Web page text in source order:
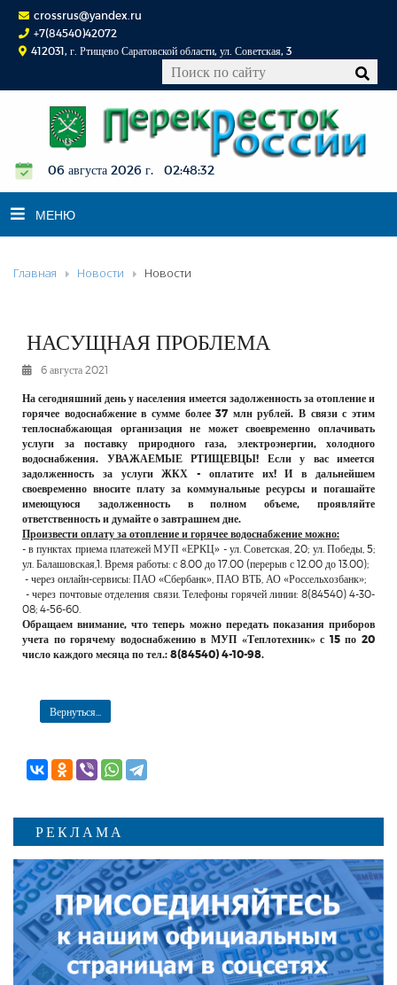
crossrus@yandex.ru
+7(84540)42072
412031, г. Ртищево Саратовской области, ул. Советская, 3
06 августа 2026 г. 02:48:32
МЕНЮ
НОВОСТИ
К СВЕДЕНИЮ
РЕКЛАМОДАТЕЛЯМ
ОБЪЯВЛЕНИЯ
КОНТАКТЫ
Главная Новости Новости
НАСУЩНАЯ ПРОБЛЕМА
6 августа 2021
На сегодняшний день у населения имеется задолженность за отопление и
горячее водоснабжение в сумме более 37 млн рублей. В связи с этим
теплоснабжающая организация не может своевременно оплачивать
услуги за поставку природного газа, электроэнергии, холодного
водоснабжения. УВАЖАЕМЫЕ РТИЩЕВЦЫ! Если у вас имеется
задолженность за услуги ЖКХ - оплатите их! И в дальнейшем
своевременно вносите плату за коммунальные ресурсы и погашайте
имеющуюся задолженность в полном объеме, проявляйте
ответственность и думайте о завтрашнем дне.
Произвести оплату за отопление и горячее водоснабжение можно:
- в пунктах приема платежей МУП «ЕРКЦ» - ул. Советская, 20; ул. Победы, 5;
ул. Балашовская,1. Время работы: с 8.00 до 17.00 (перерыв с 12.00 до 13.00);
- через онлайн-сервисы: ПАО «Сбербанк», ПАО ВТБ, АО «Россельхозбанк»;
- через почтовые отделения связи. Телефоны горячей линии: 8(84540) 4-30-
08; 4-56-60.
Обращаем внимание, что теперь можно передать показания приборов
учета по горячему водоснабжению в МУП «Теплотехник» с 15 по 20
число каждого месяца по тел.: 8(84540) 4-10-98.
Вернуться...
РЕКЛАМА